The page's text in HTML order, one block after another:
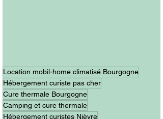
Location mobil-home climatisé Bourgogne
Hébergement curiste pas cher
Cure thermale Bourgogne
Camping et cure thermale
Hébergement curistes Nièvre